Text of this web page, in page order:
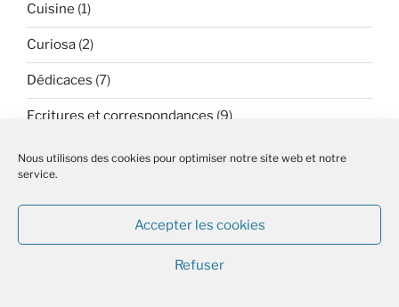
Nous utilisons des cookies pour optimiser notre site web et notre
service.
Accepter les cookies
Refuser
Cuisine (1)
Curiosa (2)
Dédicaces (7)
Ecritures et correspondances (9)
Enfantina (11)